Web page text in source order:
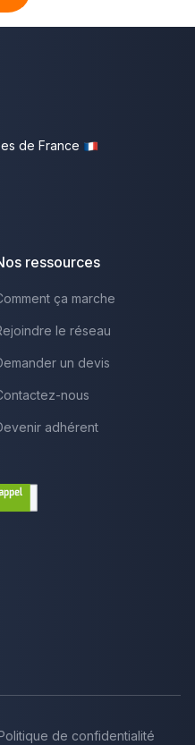
de France
ressources
ça marche
le réseau
un devis
nous
adhérent
de confidentialité